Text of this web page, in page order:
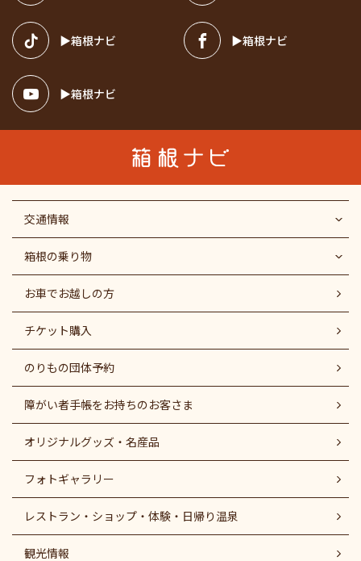
箱根ナビ 箱根ナビ
箱根ナビ
交通情報
箱根の乗り物
お車でお越しの方
チケット購入
のりもの団体予約
障がい者⼿帳をお持ちのお客さま
オリジナルグッズ・名産品
フォトギャラリー
レストラン・ショップ・体験・日帰り温泉
観光情報